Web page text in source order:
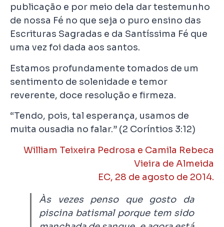
publicação e por meio dela dar testemunho
de nossa Fé no que seja o puro ensino das
Escrituras Sagradas e da Santíssima Fé que
uma vez foi dada aos santos.
Estamos profundamente tomados de um
sentimento de solenidade e temor
reverente, doce resolução e firmeza.
“Tendo, pois, tal esperança, usamos de
muita ousadia no falar.” (2 Coríntios 3:12)
William Teixeira Pedrosa e Camila Rebeca
Vieira de Almeida
EC, 28 de agosto de 2014.
Às vezes penso que gosto da
piscina batismal porque tem sido